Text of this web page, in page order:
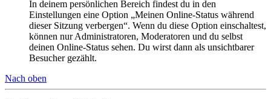
In deinem persönlichen Bereich findest du in den
Einstellungen eine Option „Meinen Online-Status während
dieser Sitzung verbergen“. Wenn du diese Option einschaltest,
können nur Administratoren, Moderatoren und du selbst
deinen Online-Status sehen. Du wirst dann als unsichtbarer
Besucher gezählt.
Nach oben